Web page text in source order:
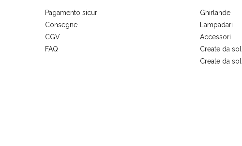
Pagamento sicuri
Consegne
CGV
FAQ
Ghirlande
Lampadari
Accessori
Create da
Create da